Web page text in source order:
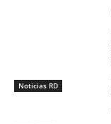
Noticias RD